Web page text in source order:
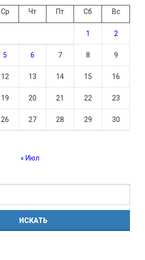
Ср Чт Пт Сб Вс
1 2
5 6 7 8 9
12 13 14 15 16
19 20 21 22 23
26 27 28 29 30
« Июл